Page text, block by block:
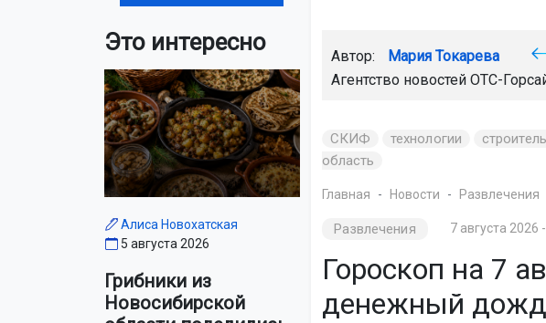
Это интересно
Алиса Новохатская
5 августа 2026
Грибники из
Новосибирской
Автор: Мария Токарева
Агентство новостей ОТС-
СКИФ технологии
область
Главная Новости Развлечения
Развлечения 7 августа 2026
Гороскоп на 7
денежный